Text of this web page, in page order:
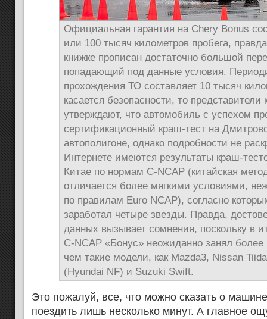
Официальная гарантия на Chery Bonus
или 100 тысяч километров пробега,
книжке прописан достаточно большой
попадающий под данные условия.
прохождения ТО составляет 10 тысяч
касается безопасности, то представители
утверждают, что автомобиль с успехом
сертификационный краш-тест на
автополигоне, однако подробности не
Интернете имеются результаты краш-
Китае по нормам C-NCAP (китайская
отличается более мягкими условиями,
по правилам Euro NCAP), согласно
заработал четыре звезды. Правда,
данных вызывает сомнения, поскольку в
C-NCAP «Бонус» неожиданно занял
чем такие модели, как Mazda3, Nissan
(Hyundai NF) и Suzuki Swift.
Это пожалуй, все, что можно сказать о
поездить лишь несколько минут. А главное